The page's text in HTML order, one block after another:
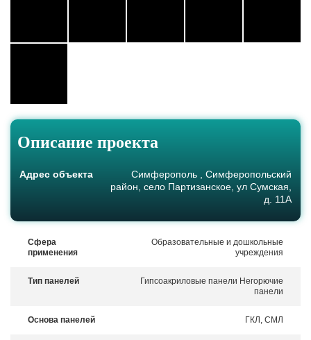
Описание проекта
Адрес объекта
Симферополь , Симферопольский
район, село Партизанское, ул Сумская,
д. 11А
Сфера
применения
Образовательные и дошкольные
учреждения
Тип панелей Гипсоакриловые панели Негорючие
панели
Основа панелей ГКЛ, СМЛ